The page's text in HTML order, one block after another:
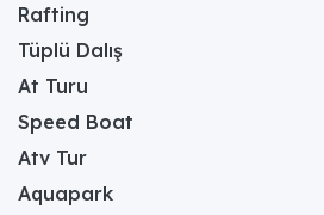
Rafting
Tüplü Dalış
At Turu
Speed Boat
Atv Tur
Aquapark